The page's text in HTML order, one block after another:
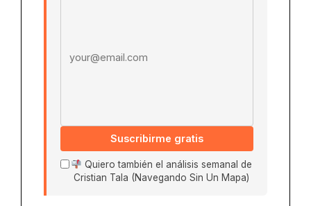
Suscribirme gratis
Quiero también el análisis semanal de
Cristian Tala (Navegando Sin Un Mapa)